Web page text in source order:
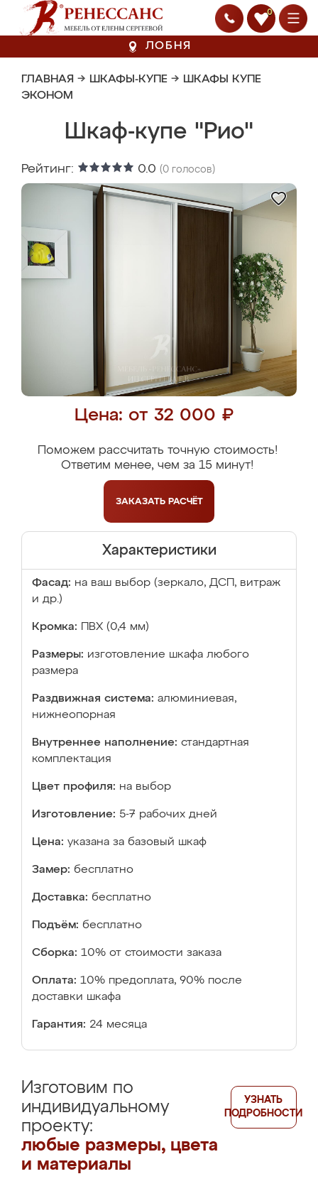
0
ЛОБНЯ
ГЛАВНАЯ → ШКАФЫ-КУПЕ → ШКАФЫ КУПЕ
ЭКОНОМ
Шкаф-купе "Рио"
Рейтинг: 0.0 (0 голосов)
Цена: от 32 000 ₽
Поможем рассчитать точную стоимость!
Ответим менее, чем за 15 минут!
ЗАКАЗАТЬ РАСЧЁТ
Характеристики
Фасад: на ваш выбор (зеркало, ДСП, витраж
и др.)
Кромка: ПВХ (0,4 мм)
Размеры: изготовление шкафа любого
размера
Раздвижная система: алюминиевая,
нижнеопорная
Внутреннее наполнение: стандартная
комплектация
Цвет профиля: на выбор
Изготовление: 5-7 рабочих дней
Цена: указана за базовый шкаф
Замер: бесплатно
Доставка: бесплатно
Подъём: бесплатно
Сборка: 10% от стоимости заказа
Оплата: 10% предоплата, 90% после
доставки шкафа
Гарантия: 24 месяца
Изготовим по
индивидуальному
проекту:
любые размеры, цвета
и материалы
УЗНАТЬ
ПОДРОБНОСТИ